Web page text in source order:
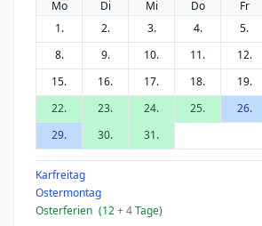
Mo Di Mi Do Fr
1.
2. 3. 4. 5.
8.
9. 10. 11. 12.
15.
16. 17. 18. 19.
22.
23. 24. 25. 26.
29.
30. 31.
Karfreitag
Ostermontag
Osterferien (12+ 4Tage)